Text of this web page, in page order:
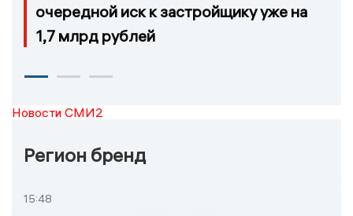
очередной иск к застройщику уже на
1,7 млрд рублей
Новости СМИ2
Регион бренд
15:48